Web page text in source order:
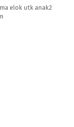
elok utk anak2